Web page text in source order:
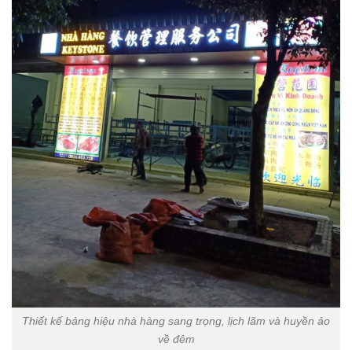
Thiết kế bảng hiệu nhà hàng sang trọng, lịch lãm và huyền ảo
về đêm